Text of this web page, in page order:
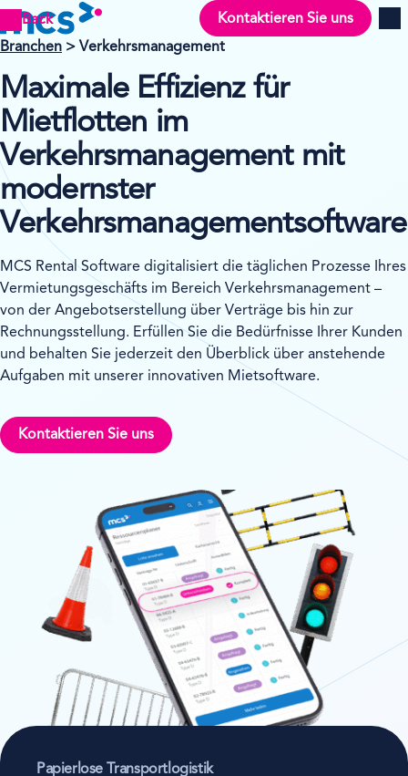
Back Kontaktieren Sie uns
Branchen > Verkehrsmanagement
Maximale Effizienz für
Mietflotten im
Verkehrsmanagement mit
modernster
Verkehrsmanagementsoftware
MCS Rental Software digitalisiert die täglichen Prozesse Ihres
Vermietungsgeschäfts im Bereich Verkehrsmanagement –
von der Angebotserstellung über Verträge bis hin zur
Rechnungsstellung. Erfüllen Sie die Bedürfnisse Ihrer Kunden
und behalten Sie jederzeit den Überblick über anstehende
Aufgaben mit unserer innovativen Mietsoftware.
Kontaktieren Sie uns
Papierlose Transportlogistik